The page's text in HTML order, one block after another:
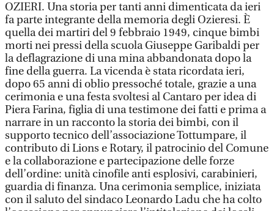
OZIERI. Una storia per tanti anni dimenticata da ieri
fa parte integrante della memoria degli Ozieresi. È
quella dei martiri del 9 febbraio 1949, cinque bimbi
morti nei pressi della scuola Giuseppe Garibaldi per
la deflagrazione di una mina abbandonata dopo la
fine della guerra. La vicenda è stata ricordata ieri,
dopo 65 anni di oblio pressoché totale, grazie a una
cerimonia e una festa svoltesi al Cantaro per idea di
Piera Farina, figlia di una testimone dei fatti e prima a
narrare in un racconto la storia dei bimbi, con il
supporto tecnico dell’associazione Tottumpare, il
contributo di Lions e Rotary, il patrocinio del Comune
e la collaborazione e partecipazione delle forze
dell’ordine: unità cinofile anti esplosivi, carabinieri,
guardia di finanza. Una cerimonia semplice, iniziata
con il saluto del sindaco Leonardo Ladu che ha colto